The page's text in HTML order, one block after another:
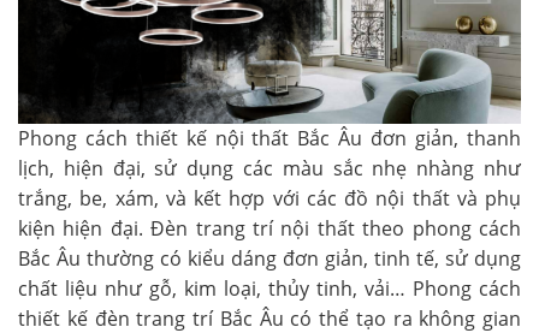
Phong cách thiết kế nội thất Bắc Âu đơn giản, thanh
lịch, hiện đại, sử dụng các màu sắc nhẹ nhàng như
trắng, be, xám, và kết hợp với các đồ nội thất và phụ
kiện hiện đại. Đèn trang trí nội thất theo phong cách
Bắc Âu thường có kiểu dáng đơn giản, tinh tế, sử dụng
chất liệu như gỗ, kim loại, thủy tinh, vải… Phong cách
thiết kế đèn trang trí Bắc Âu có thể tạo ra không gian